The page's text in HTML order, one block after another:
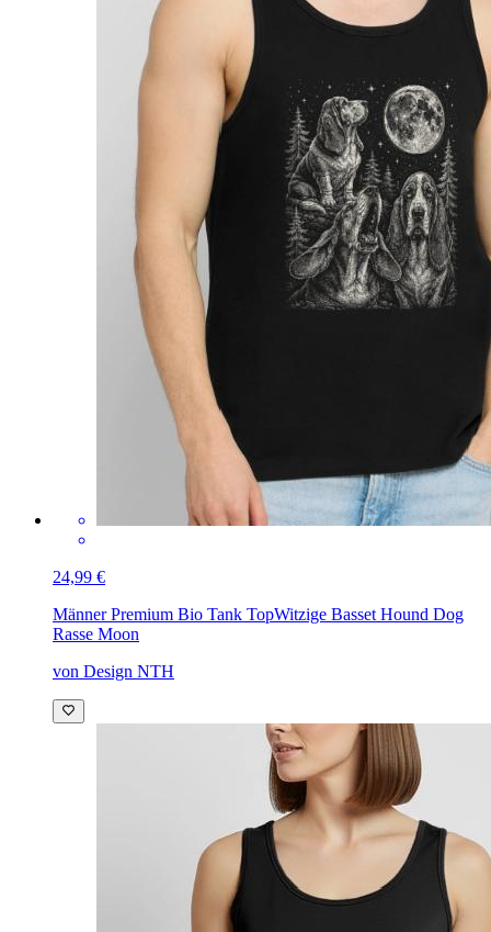
24,99 €
Männer Premium Bio Tank TopWitzige Basset Hound Dog
Rasse Moon
von Design NTH